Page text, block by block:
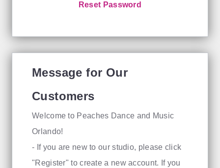
Reset Password
Message for Our
Customers
Welcome to Peaches Dance and Music
Orlando!
- If you are new to our studio, please click
"Register" to create a new account. If you